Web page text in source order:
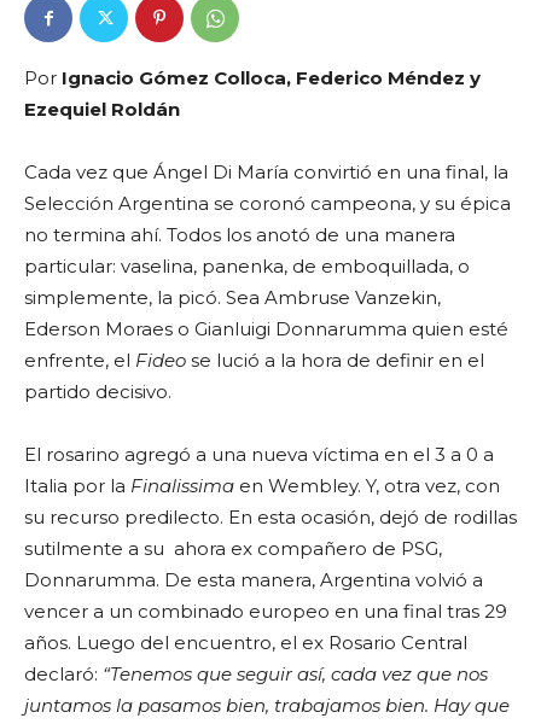
Por Ignacio Gómez Colloca, Federico Méndez y
Ezequiel Roldán
Cada vez que Ángel Di María convirtió en una final, la
Selección Argentina se coronó campeona, y su épica
no termina ahí. Todos los anotó de una manera
particular: vaselina, panenka, de emboquillada, o
simplemente, la picó. Sea Ambruse Vanzekin,
Ederson Moraes o Gianluigi Donnarumma quien esté
enfrente, el Fideo se lució a la hora de definir en el
partido decisivo.
El rosarino agregó a una nueva víctima en el 3 a 0 a
Italia por la Finalissima en Wembley. Y, otra vez, con
su recurso predilecto. En esta ocasión, dejó de rodillas
sutilmente a su ahora ex compañero de PSG,
Donnarumma. De esta manera, Argentina volvió a
vencer a un combinado europeo en una final tras 29
años. Luego del encuentro, el ex Rosario Central
declaró: “Tenemos que seguir así, cada vez que nos
juntamos la pasamos bien, trabajamos bien. Hay que